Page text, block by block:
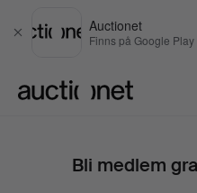
Stäng
Auctionet
Finns på Google Play
Bli medlem